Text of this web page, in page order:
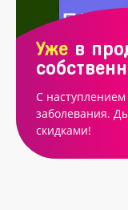
Уже в
С
заболевания.
скидками!